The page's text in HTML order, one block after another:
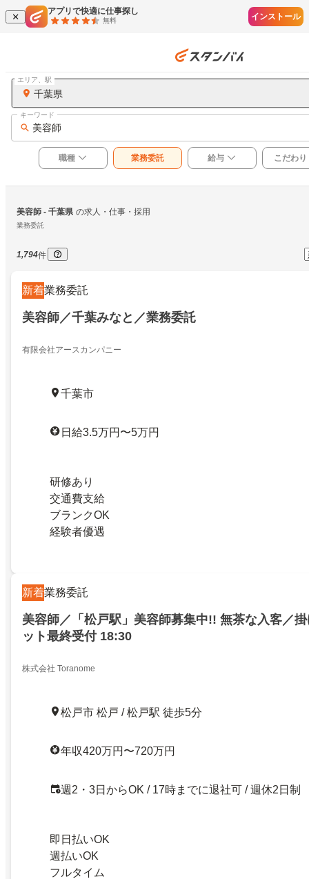
アプリで快適に仕事探し
無料 インストール
千葉県
エリア、駅
美容師
キーワード
職種 業務委託 給与 こだわり
美容師 - 千葉県 の求人・仕事・採用
業務委託
1,794件
新着業務委託
美容師／千葉みなと／業務委託
有限会社アースカンパニー
千葉市
日給3.5万円〜5万円
研修あり
交通費支給
ブランクOK
経験者優遇
新着業務委託
美容師／「松戸駅」美容師募集中!! 無茶な入客／
ット最終受付 18:30
株式会社 Toranome
松戸市 松戸 / 松戸駅 徒歩5分
年収420万円〜720万円
週2・3日からOK / 17時までに退社可 / 週休2日制
即日払いOK
週払いOK
フルタイム